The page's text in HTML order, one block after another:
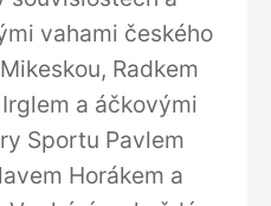
vahami českého
Radkem
a áčkovými
Sportu Pavlem
Horákem a